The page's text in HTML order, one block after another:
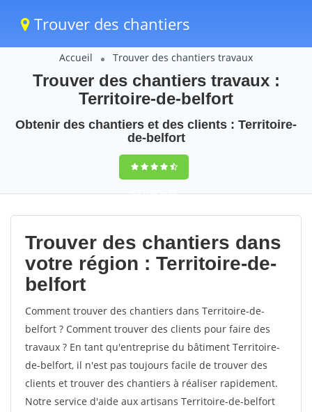
Trouver des chantiers
Accueil Trouver des chantiers travaux
Trouver des chantiers travaux :
Territoire-de-belfort
Obtenir des chantiers et des clients : Territoire-
de-belfort
9,5(100%)68
votes
Trouver des chantiers dans
votre région : Territoire-de-
belfort
Comment trouver des chantiers dans Territoire-de-
belfort ? Comment trouver des clients pour faire des
travaux ? En tant qu'entreprise du bâtiment Territoire-
de-belfort, il n'est pas toujours facile de trouver des
clients et trouver des chantiers à réaliser rapidement.
Notre service d'aide aux artisans Territoire-de-belfort